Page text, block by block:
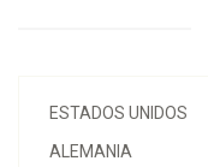
ESTADOS UNIDOS
ALEMANIA